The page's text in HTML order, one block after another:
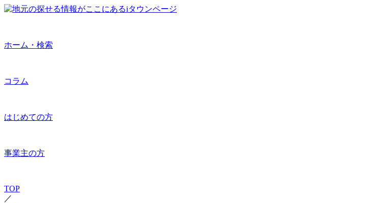
ホーム・検索
コラム
はじめての方
事業主の方
TOP
／